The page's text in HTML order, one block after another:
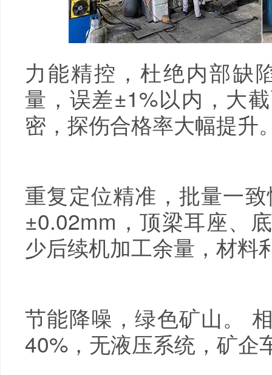
力能精控，杜绝内部缺
量，误差±1%以内，大
密，探伤合格率大幅提升
重复定位精准，批量一
±0.02mm，顶梁耳座、
少后续机加工余量，材料
节能降噪，绿色矿山。
40%，无液压系统，矿企